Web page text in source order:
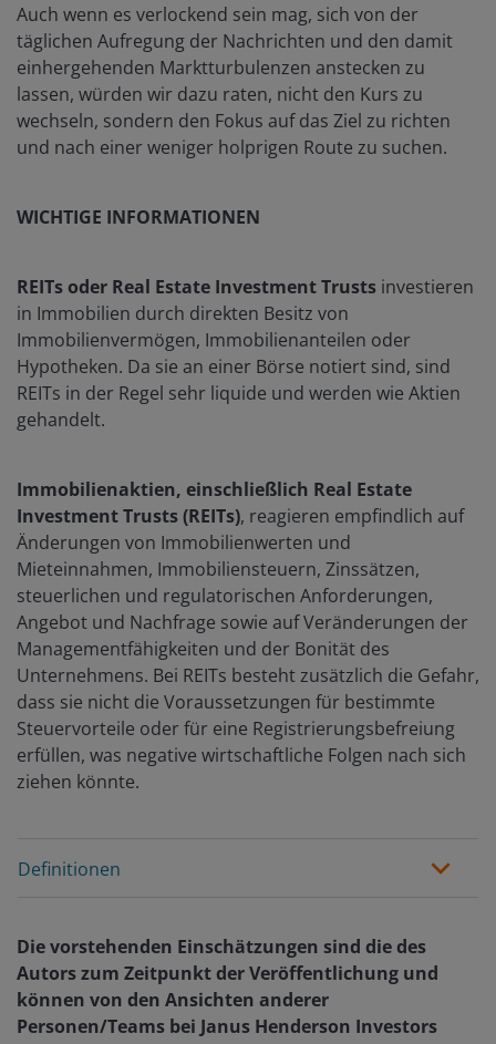
Auch wenn es verlockend sein mag, sich von der
täglichen Aufregung der Nachrichten und den damit
einhergehenden Marktturbulenzen anstecken zu
lassen, würden wir dazu raten, nicht den Kurs zu
wechseln, sondern den Fokus auf das Ziel zu richten
und nach einer weniger holprigen Route zu suchen.
WICHTIGE INFORMATIONEN
REITs oder Real Estate Investment Trusts investieren
in Immobilien durch direkten Besitz von
Immobilienvermögen, Immobilienanteilen oder
Hypotheken. Da sie an einer Börse notiert sind, sind
REITs in der Regel sehr liquide und werden wie Aktien
gehandelt.
Immobilienaktien, einschließlich Real Estate
Investment Trusts (REITs), reagieren empfindlich auf
Änderungen von Immobilienwerten und
Mieteinnahmen, Immobiliensteuern, Zinssätzen,
steuerlichen und regulatorischen Anforderungen,
Angebot und Nachfrage sowie auf Veränderungen der
Managementfähigkeiten und der Bonität des
Unternehmens. Bei REITs besteht zusätzlich die Gefahr,
dass sie nicht die Voraussetzungen für bestimmte
Steuervorteile oder für eine Registrierungsbefreiung
erfüllen, was negative wirtschaftliche Folgen nach sich
ziehen könnte.
Definitionen
Die vorstehenden Einschätzungen sind die des
Autors zum Zeitpunkt der Veröffentlichung und
können von den Ansichten anderer
Personen/Teams bei Janus Henderson Investors